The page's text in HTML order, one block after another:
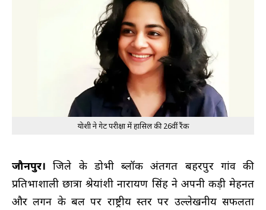
श्रेयांशी ने गेट परीक्षा में हासिल की 26वीं रैंक
जौनपुर।जिले के डोभी ब्लॉक अंतर्गत बहरपुर गांव की
प्रतिभाशाली छात्रा श्रेयांशी नारायण सिंह ने अपनी कड़ी मेहनत
और लगन के बल पर राष्ट्रीय स्तर पर उल्लेखनीय सफलता